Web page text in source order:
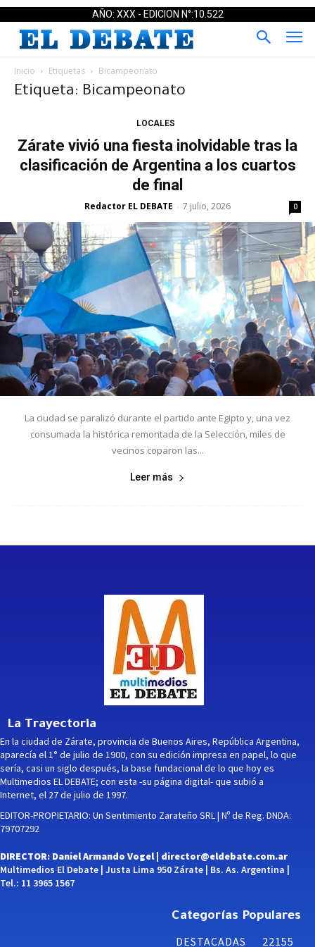
AÑO: XXX - EDICION N°:10.522
Inicio Etiquetas Bicampeonato
Etiqueta: Bicampeonato
LOCALES
Zárate vivió una fiesta inolvidable tras la
clasificación de Argentina a los cuartos
de final
Redactor EL DEBATE - 7 julio, 2026 0
La ciudad se paralizó durante el partido ante Egipto y, una vez
consumada la histórica remontada de la Selección, miles de
vecinos coparon las...
Leer más
La Trayectoria
En la ciudad de Zárate, provincia de Buenos Aires, República Argentina,
aparecía el 1° de julio de 1900, con su edición impresa en papel, lo que
sería, casi un siglo después, la base fundacional de lo que hoy es
Multimedios EL DEBATE; con esta -su página digital- que subió a
Internet, el 27 de julio de 1997.
EDITOR-PROPIETARIO: Un Sentimiento Zarateño SRL | Nº de Reg. DNDA:
79707292
DIRECTOR: Daniel Armando Vogel | director@eldebate.com.ar
Multimedios El Debate | Justa Lima 950 Zárate | Bs. As. Argentina |
Tel.: 11 3965 1567
Categorías Populares
DESTACADAS
22155